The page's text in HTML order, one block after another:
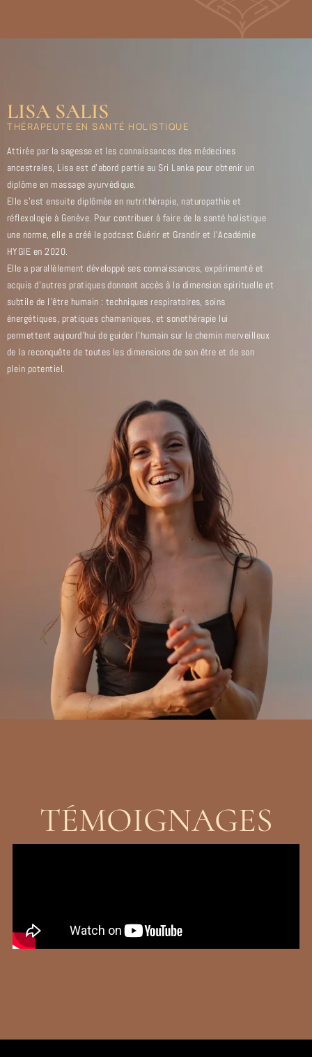
LISA SALIS
THÉRAPEUTE EN SANTÉ HOLISTIQUE
Attirée par la sagesse et les connaissances des médecines
ancestrales, Lisa est d’abord partie au Sri Lanka pour obtenir un
diplôme en massage ayurvédique.
Elle s’est ensuite diplômée en nutrithérapie, naturopathie et
réflexologie à Genève. Pour contribuer à faire de la santé holistique
une norme, elle a créé le podcast Guérir et Grandir et l’Académie
HYGIE en 2020.
Elle a parallèlement développé ses connaissances, expérimenté et
acquis d’autres pratiques donnant accès à la dimension spirituelle et
subtile de l’être humain : techniques respiratoires, soins
énergétiques, pratiques chamaniques, et sonothérapie lui
permettent aujourd’hui de guider l’humain sur le chemin merveilleux
de la reconquête de toutes les dimensions de son être et de son
plein potentiel.
TÉMOIGNAGES